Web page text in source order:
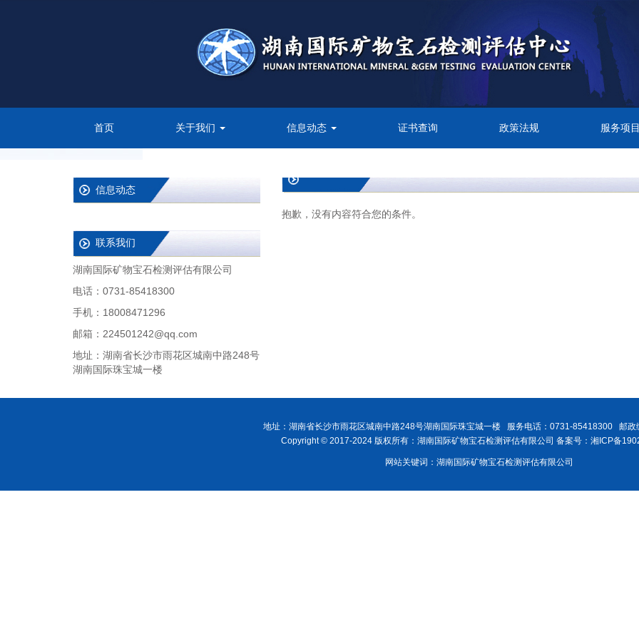
首页 关于我们 信息动态 证书查询 政策法规 服务项目
抱歉，没有内容符合您的条件。
信息动态
联系我们
湖南国际矿物宝石检测评估有限公司
电话：0731-85418300
手机：18008471296
邮箱：224501242@qq.com
地址：湖南省长沙市雨花区城南中路248号
湖南国际珠宝城一楼
地址：湖南省长沙市雨花区城南中路248号湖南国际珠宝城一楼 服务电话：0731-85418300 邮政
Copyright © 2017-2024 版权所有：湖南国际矿物宝石检测评估有限公司 备案号：湘ICP备
网站关键词：湖南国际矿物宝石检测评估有限公司